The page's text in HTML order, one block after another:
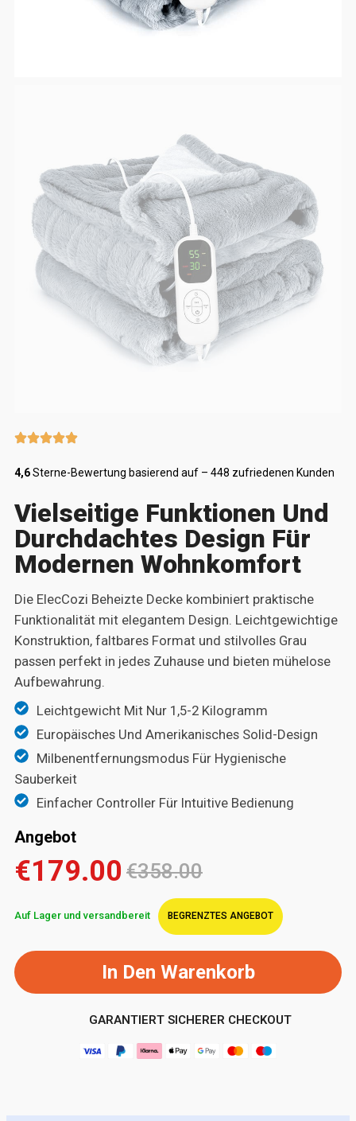
4,6Sterne-Bewertung basierend auf – 448 zufriedenen Kunden
Vielseitige Funktionen Und
Durchdachtes Design Für
Modernen Wohnkomfort
Die ElecCozi Beheizte Decke kombiniert praktische
Funktionalität mit elegantem Design. Leichtgewichtige
Konstruktion, faltbares Format und stilvolles Grau
passen perfekt in jedes Zuhause und bieten mühelose
Aufbewahrung.
Leichtgewicht Mit Nur 1,5-2 Kilogramm
Europäisches Und Amerikanisches Solid-Design
Milbenentfernungsmodus Für Hygienische
Sauberkeit
Einfacher Controller Für Intuitive Bedienung
Angebot
€179.00 €358.00
Auf Lager und versandbereit BEGRENZTES ANGEBOT
In Den Warenkorb
GARANTIERT SICHERER CHECKOUT